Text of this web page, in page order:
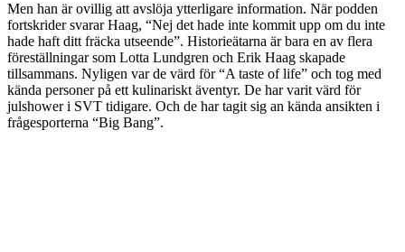
Men han är ovillig att avslöja ytterligare information. När podden
fortskrider svarar Haag, “Nej det hade inte kommit upp om du inte
hade haft ditt fräcka utseende”. Historieätarna är bara en av flera
föreställningar som Lotta Lundgren och Erik Haag skapade
tillsammans. Nyligen var de värd för “A taste of life” och tog med
kända personer på ett kulinariskt äventyr. De har varit värd för
julshower i SVT tidigare. Och de har tagit sig an kända ansikten i
frågesporterna “Big Bang”.